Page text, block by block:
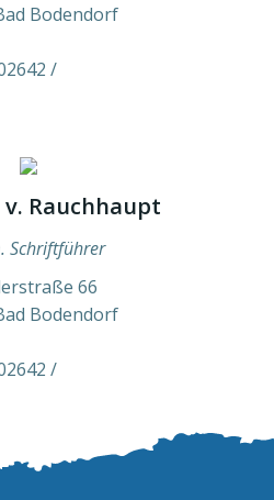
Bodendorf
/
Rauchhaupt
Schriftführer
66
Bodendorf
/